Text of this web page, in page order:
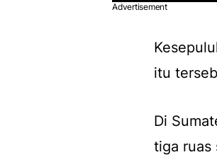
Advertisement
itu
Di
tiga ruas